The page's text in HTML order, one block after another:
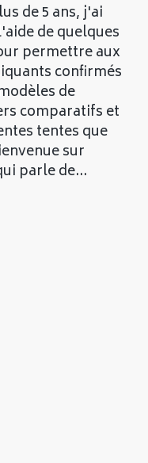
de 5 ans, j'ai
de quelques
permettre aux
confirmés
de
comparatifs et
tentes que
sur
parle de...